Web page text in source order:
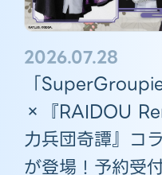
2026.07.28
「
×『RAIDOU
力兵団奇譚』コ
が登場！予約受